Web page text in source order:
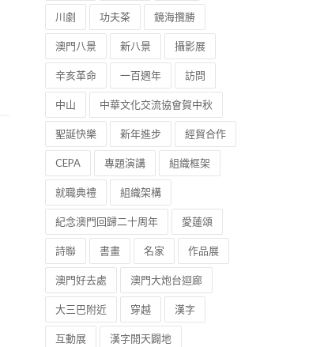
川劇 功夫茶 鏡海攬勝
澳門八景 新八景 攝影展
辛亥革命 一百週年 訪問
中山 中華文化交流協會賀中秋
聖誕快樂 新年進步 經貿合作
CEPA 專題演講 組織框架
就職典禮 組織架構
紀念澳門回歸二十周年 愛蓮頌
詩聯 書畫 名家 作品展
澳門好去處 澳門大炮台迴廊
大三巴附近 穿越 漢字
互動展 漢字開天闢地